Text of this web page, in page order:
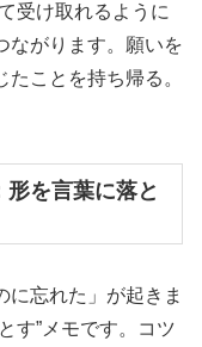
受け取れるように
ながります。願いを
ことを持ち帰る。
を言葉に落と
に忘れた」が起きま
す”メモです。コツ